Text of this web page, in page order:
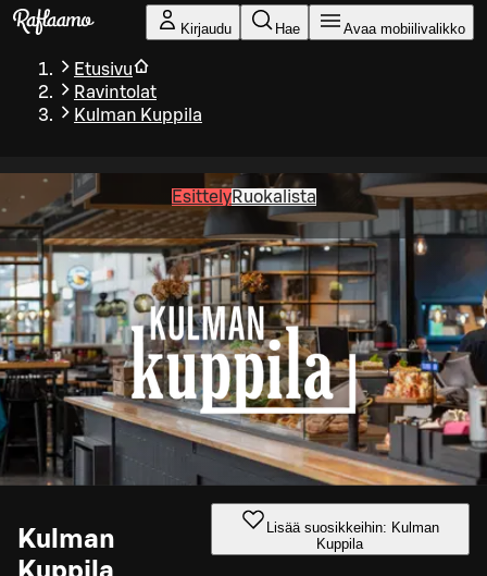
Siirry pääsisältöön
Kirjaudu Hae Avaa mobiilivalikko
Etusivu
Ravintolat
Kulman Kuppila
EsittelyRuokalista
Kulman
Lisää suosikkeihin: Kulman
Kuppila